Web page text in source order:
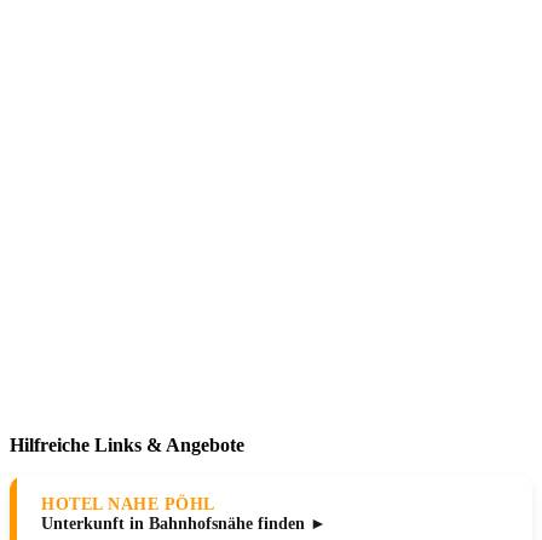
Hilfreiche Links & Angebote
HOTEL NAHE PÖHL
Unterkunft in Bahnhofsnähe finden ►